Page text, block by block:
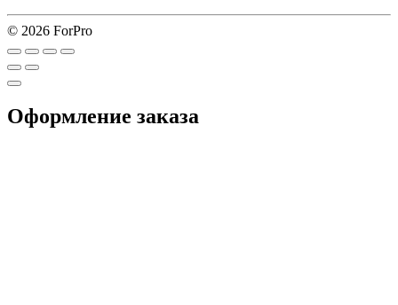
© 2026 ForPro
Оформление заказа